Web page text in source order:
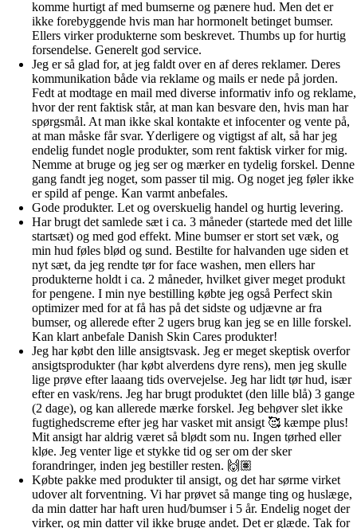
komme hurtigt af med bumserne og pænere hud. Men det er
ikke forebyggende hvis man har hormonelt betinget bumser.
Ellers virker produkterne som beskrevet. Thumbs up for hurtig
forsendelse. Generelt god service.
Jeg er så glad for, at jeg faldt over en af deres reklamer. Deres
kommunikation både via reklame og mails er nede på jorden.
Fedt at modtage en mail med diverse informativ info og reklame,
hvor der rent faktisk står, at man kan besvare den, hvis man har
spørgsmål. At man ikke skal kontakte et infocenter og vente på,
at man måske får svar. Yderligere og vigtigst af alt, så har jeg
endelig fundet nogle produkter, som rent faktisk virker for mig.
Nemme at bruge og jeg ser og mærker en tydelig forskel. Denne
gang fandt jeg noget, som passer til mig. Og noget jeg føler ikke
er spild af penge. Kan varmt anbefales.
Gode produkter. Let og overskuelig handel og hurtig levering.
Har brugt det samlede sæt i ca. 3 måneder (startede med det lille
startsæt) og med god effekt. Mine bumser er stort set væk, og
min hud føles blød og sund. Bestilte for halvanden uge siden et
nyt sæt, da jeg rendte tør for face washen, men ellers har
produkterne holdt i ca. 2 måneder, hvilket giver meget produkt
for pengene. I min nye bestilling købte jeg også Perfect skin
optimizer med for at få has på det sidste og udjævne ar fra
bumser, og allerede efter 2 ugers brug kan jeg se en lille forskel.
Kan klart anbefale Danish Skin Cares produkter!
Jeg har købt den lille ansigtsvask. Jeg er meget skeptisk overfor
ansigtsprodukter (har købt alverdens dyre rens), men jeg skulle
lige prøve efter laaang tids overvejelse. Jeg har lidt tør hud, især
efter en vask/rens. Jeg har brugt produktet (den lille blå) 3 gange
(2 dage), og kan allerede mærke forskel. Jeg behøver slet ikke
fugtighedscreme efter jeg har vasket mit ansigt 🥰 kæmpe plus!
Mit ansigt har aldrig været så blødt som nu. Ingen tørhed eller
kløe. Jeg venter lige et stykke tid og ser om der sker
forandringer, inden jeg bestiller resten. 🙌🏽
Købte pakke med produkter til ansigt, og det har sørme virket
udover alt forventning. Vi har prøvet så mange ting og huslæge,
da min datter har haft uren hud/bumser i 5 år. Endelig noget der
virker, og min datter vil ikke bruge andet. Det er glæde. Tak for